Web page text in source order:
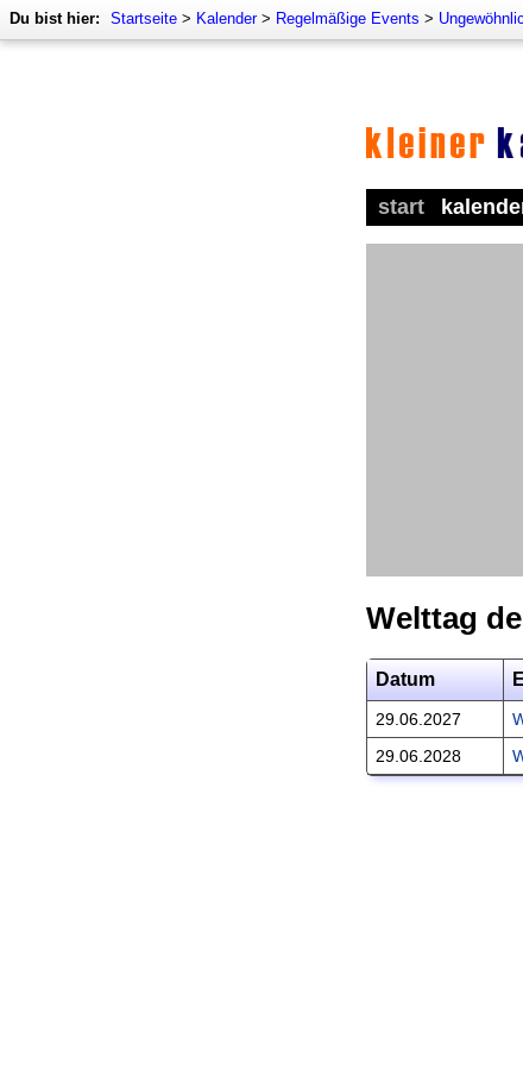
Du bist hier: Startseite > Kalender> Regelmäßige Events >
start
Welttag
Datum
29.06.2027
29.06.2028